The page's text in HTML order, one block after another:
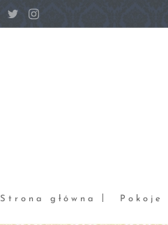
Strona główna Pokoje